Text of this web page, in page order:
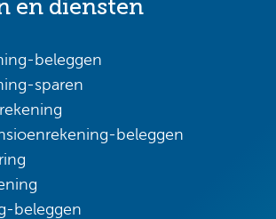
en diensten
beleggen
sparen
beleggen
beleggen